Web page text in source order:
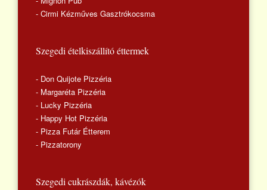
- Cirmi Kézműves Gasztrókocsma
Szegedi ételkiszállító éttermek
- Don Quijote Pizzéria
- Margaréta Pizzéria
- Lucky Pizzéria
- Happy Hot Pizzéria
- Pizza Futár Étterem
- Pizzatorony
Szegedi cukrászdák, kávézók